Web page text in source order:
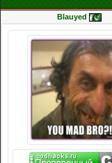
Blauyed